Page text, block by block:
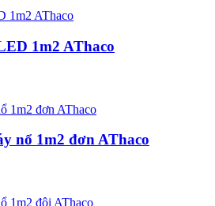
1m2 AThaco
nổ 1m2 đơn AThaco